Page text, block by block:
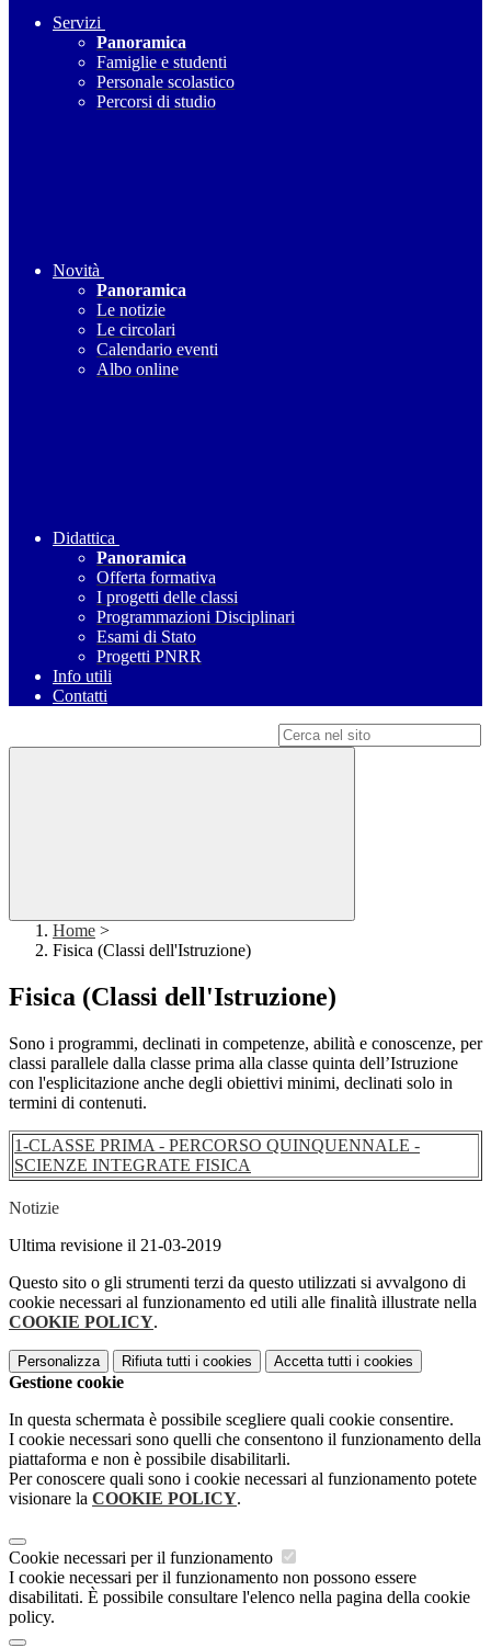
Servizi
Panoramica
Famiglie e studenti
Personale scolastico
Percorsi di studio
Novità
Panoramica
Le notizie
Le circolari
Calendario eventi
Albo online
Didattica
Panoramica
Offerta formativa
I progetti delle classi
Programmazioni Disciplinari
Esami di Stato
Progetti PNRR
Info utili
Contatti
Home >
Fisica (Classi dell'Istruzione)
Fisica (Classi dell'Istruzione)
Sono i programmi, declinati in competenze, abilità e conoscenze, per
classi parallele dalla classe prima alla classe quinta dell’Istruzione
con l'esplicitazione anche degli obiettivi minimi, declinati solo in
termini di contenuti.
1-CLASSE PRIMA - PERCORSO QUINQUENNALE -
SCIENZE INTEGRATE FISICA
Notizie
Ultima revisione il 21-03-2019
Questo sito o gli strumenti terzi da questo utilizzati si avvalgono di
cookie necessari al funzionamento ed utili alle finalità illustrate nella
COOKIE POLICY.
Personalizza Rifiuta tutti i cookies Accetta tutti i cookies
Gestione cookie
In questa schermata è possibile scegliere quali cookie consentire.
I cookie necessari sono quelli che consentono il funzionamento della
piattaforma e non è possibile disabilitarli.
Per conoscere quali sono i cookie necessari al funzionamento potete
visionare la COOKIE POLICY.
Cookie necessari per il funzionamento
I cookie necessari per il funzionamento non possono essere
disabilitati. È possibile consultare l'elenco nella pagina della cookie
policy.